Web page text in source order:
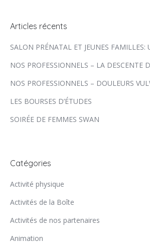
Articles récents
SALON PRÉNATAL ET JEUNES FAMILLES:
NOS PROFESSIONNELS – LA DESCENTE
NOS PROFESSIONNELS – DOULEURS
LES BOURSES D’ÉTUDES
SOIRÉE DE FEMMES SWAN
Catégories
Activité physique
Activités de la Boîte
Activités de nos partenaires
Animation